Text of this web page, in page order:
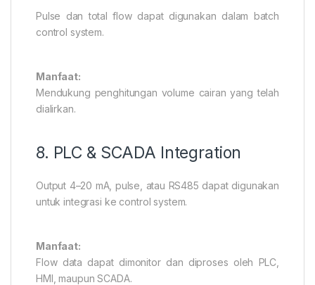
Pulse dan total flow dapat digunakan dalam batch
control system.
Manfaat:
Mendukung penghitungan volume cairan yang telah
dialirkan.
8. PLC & SCADA Integration
Output 4–20 mA, pulse, atau RS485 dapat digunakan
untuk integrasi ke control system.
Manfaat:
Flow data dapat dimonitor dan diproses oleh PLC,
HMI, maupun SCADA.